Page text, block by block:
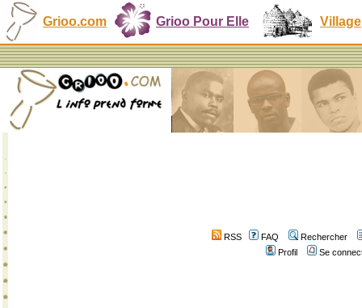
Grioo.com Grioo Pour Elle Village
RSS FAQ
Rechercher
Profil
Se